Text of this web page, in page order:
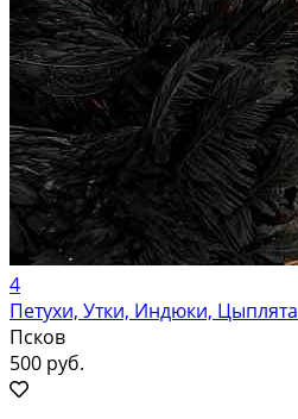
4
Петухи, Утки, Индюки, Цыплята
Псков
500 руб.